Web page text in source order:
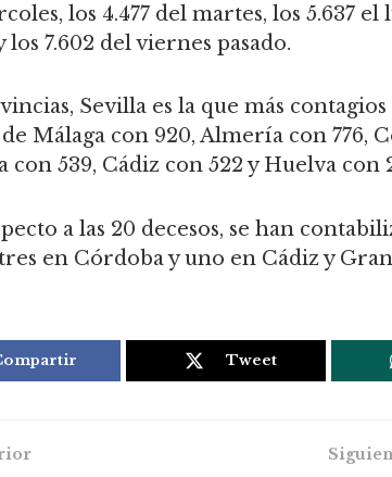
los 4.477 del martes, los 5.637 el
los 7.602 del viernes pasado.
Sevilla es la que más
Málaga con 920, Almería con 776,
con 539, Cádiz con 522 y Huelva con
a las 20 decesos, se han
en Córdoba y uno en Cádiz y
Tweet